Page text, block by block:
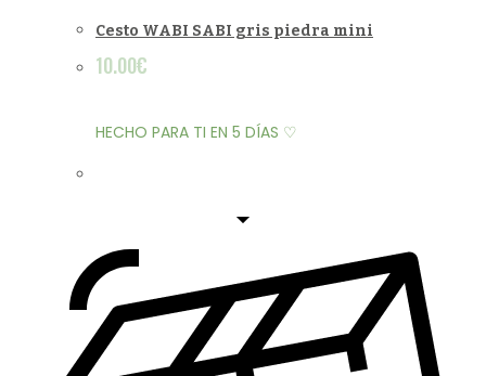
Cesto WABI SABI gris piedra mini
10.00€
HECHO PARA TI EN 5 DÍAS ♡